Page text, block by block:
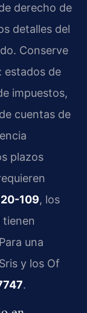
derecho de
detalles del
Conserve
estados de
impuestos,
cuentas de
plazos
20-109, los
tienen
una
y los Of
.